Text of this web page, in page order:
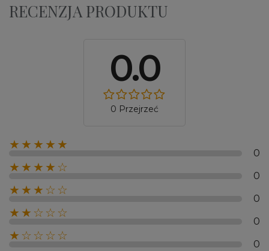
RECENZJA PRODUKTU
0.0
0 Przejrzeć
★★★★★
0
★★★★☆
0
★★★☆☆
0
★★☆☆☆
0
★☆☆☆☆
0